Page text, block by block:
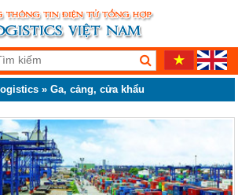
»Ga, cảng, cửa khẩu